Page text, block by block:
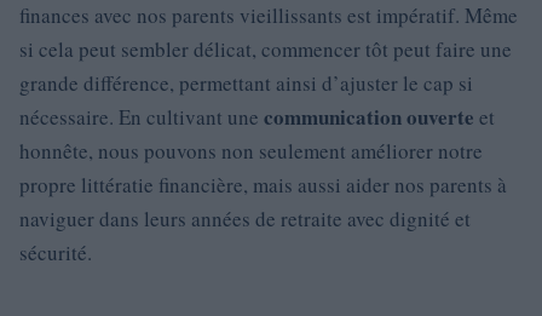
finances avec nos parents vieillissants est impératif. Même
si cela peut sembler délicat, commencer tôt peut faire une
grande différence, permettant ainsi d’ajuster le cap si
nécessaire. En cultivant une communication ouverte et
honnête, nous pouvons non seulement améliorer notre
propre littératie financière, mais aussi aider nos parents à
naviguer dans leurs années de retraite avec dignité et
sécurité.